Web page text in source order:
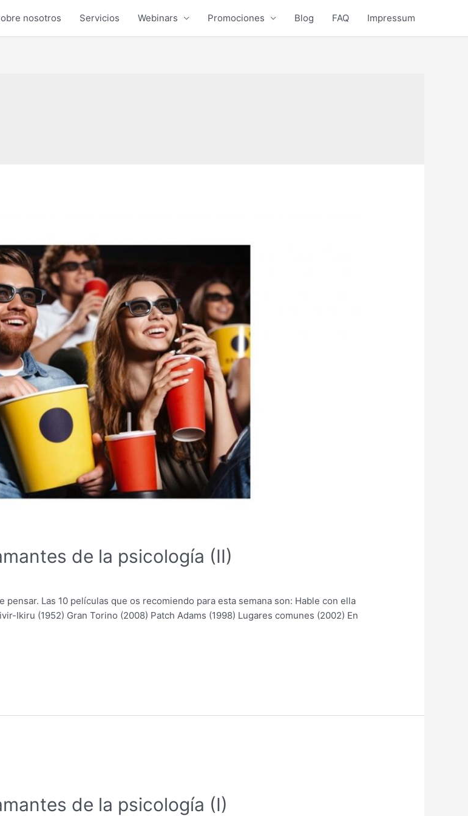
nosotros Servicios Webinars Promociones Blog FAQ Impressum
de la psicología (II)
Las 10 películas que os recomiendo para esta semana son: Hable con ella
Ikiru (1952) Gran Torino (2008) Patch Adams (1998) Lugares comunes (2002) En
de la psicología (I)